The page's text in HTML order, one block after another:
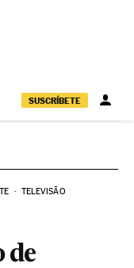
SUSCRÍBETE
TELEVISÃO
de